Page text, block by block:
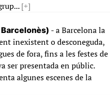
[+]
- a Barcelona la
inexistent o desconeguda,
de fora, fins a les festes de
ser presentada en públic.
algunes escenes de la